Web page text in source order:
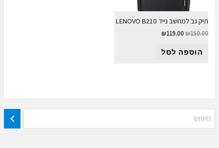
תיק גב למחשב נייד LENOVO B210
₪150.00
₪119.00
הוספה לסל